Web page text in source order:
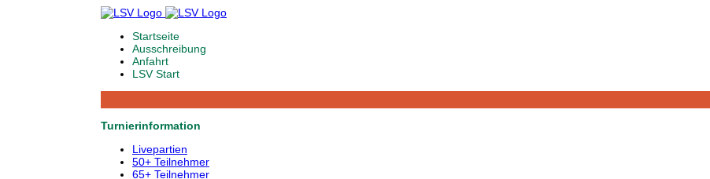
Startseite
Ausschreibung
Anfahrt
LSV Start
Turnierinformation
Livepartien
50+ Teilnehmer
65+ Teilnehmer